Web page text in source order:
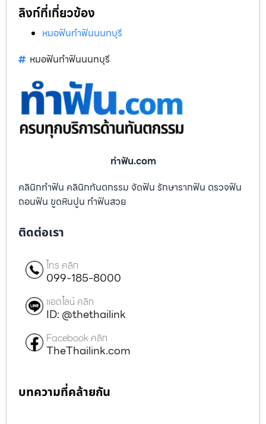
ลิงก์ที่เกี่ยวข้อง
หมอฟันทำฟันนนทบุรี
หมอฟันทำฟันนนทบุรี
ทําฟัน.com
คลินิกทำฟัน คลินิกทันตกรรม จัดฟัน รักษารากฟัน ตรวจฟัน
ถอนฟัน ขูดหินปูน ทำฟันสวย
ติดต่อเรา
โทร คลิก
099-185-8000
แอดไลน์ คลิก
ID: @thethailink
Facebook คลิก
TheThailink.com
บทความที่คล้ายกัน